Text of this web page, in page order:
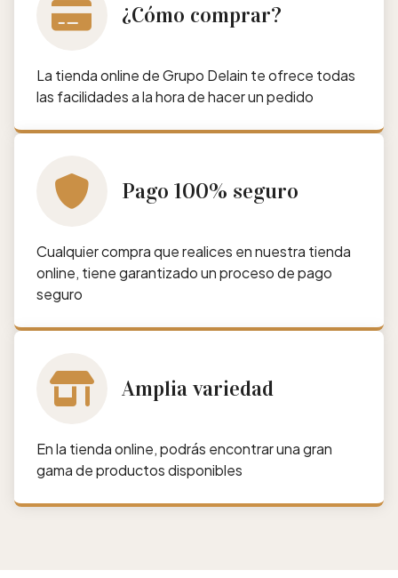
¿Cómo comprar?
La tienda online de Grupo Delain te ofrece todas
las facilidades a la hora de hacer un pedido
Pago 100% seguro
Cualquier compra que realices en nuestra tienda
online, tiene garantizado un proceso de pago
seguro
Amplia variedad
En la tienda online, podrás encontrar una gran
gama de productos disponibles